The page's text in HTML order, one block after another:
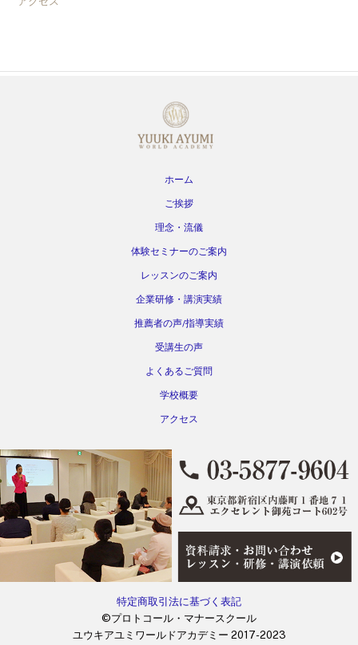
ホーム
ご挨拶
理念・流儀
体験セミナーのご案内
レッスンのご案内
企業研修・講演実績
推薦者の声/指導実績
受講生の声
よくあるご質問
学校概要
アクセス
特定商取引法に基づく表記
©プロトコール・マナースクール
ユウキアユミワールドアカデミー 2017-2023